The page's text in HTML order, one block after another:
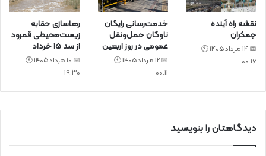
نقشه راه آینده
جمکران
📅 14 مرداد 1405 🕙
00:16
خدمت‌رسانی رایگان
ناوگان حمل‌ونقل
عمومی در روز اربعین
📅 12 مرداد 1405 🕙
00:11
رهاسازی حقابه
زیست‌محیطی قمرود
از سد ۱۵ خرداد
📅 10 مرداد 1405 🕙
19:30
دیدگاهتان را بنویسید